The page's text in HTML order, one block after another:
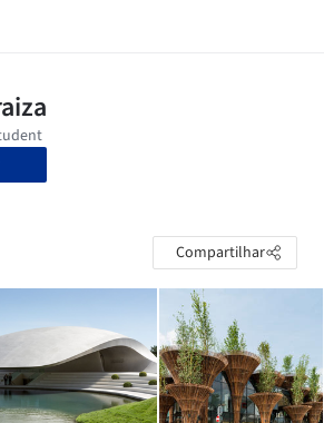
Compartilhar